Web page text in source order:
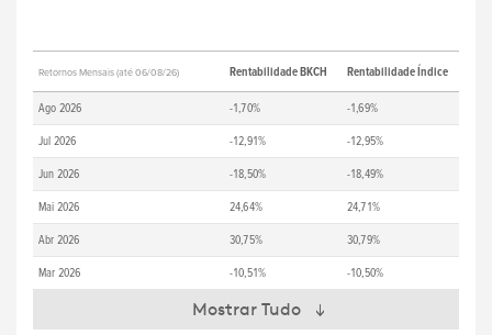
Retornos Mensais (até 06/08/26) Rentabilidade BKCH Rentabilidade Índice
Ago 2026 -1,70% -1,69%
Jul 2026 -12,91% -12,95%
Jun 2026 -18,50% -18,49%
Mai 2026 24,64% 24,71%
Abr 2026 30,75% 30,79%
Mar 2026 -10,51% -10,50%
Mostrar Tudo